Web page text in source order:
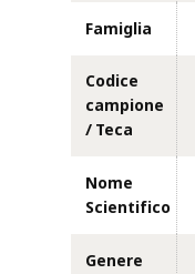
Famiglia
Codice
campione
/ Teca
Nome
Scientifico
Genere